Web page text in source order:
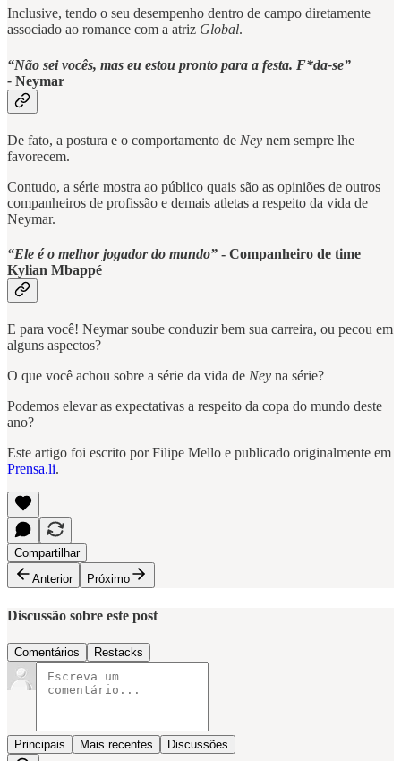
Inclusive, tendo o seu desempenho dentro de campo diretamente
associado ao romance com a atriz Global.
“Não sei vocês, mas eu estou pronto para a festa. F*da-se”
- Neymar
De fato, a postura e o comportamento de Ney nem sempre lhe
favorecem.
Contudo, a série mostra ao público quais são as opiniões de outros
companheiros de profissão e demais atletas a respeito da vida de
Neymar.
“Ele é o melhor jogador do mundo” - Companheiro de time
Kylian Mbappé
E para você! Neymar soube conduzir bem sua carreira, ou pecou em
alguns aspectos?
O que você achou sobre a série da vida de Ney na série?
Podemos elevar as expectativas a respeito da copa do mundo deste
ano?
Este artigo foi escrito por Filipe Mello e publicado originalmente em
Prensa.li.
Compartilhar
Anterior
Próximo
Discussão sobre este post
Comentários Restacks
Principais Mais recentes Discussões